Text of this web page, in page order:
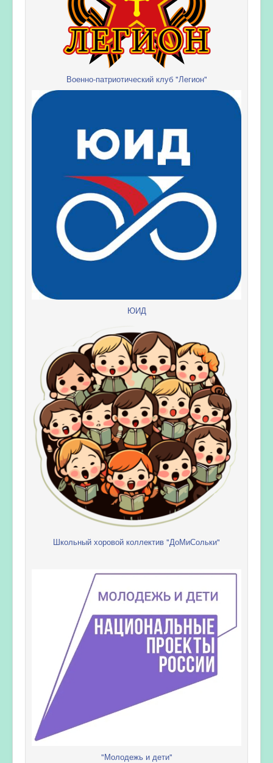
Военно-патриотический клуб "Легион"
ЮИД
Школьный хоровой коллектив "ДоМиСольки"
"Молодежь и дети"